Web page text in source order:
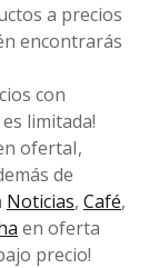
a precios
encontrarás
con
limitada!
ofertaI,
de
Noticias, Café,
en oferta
precio!